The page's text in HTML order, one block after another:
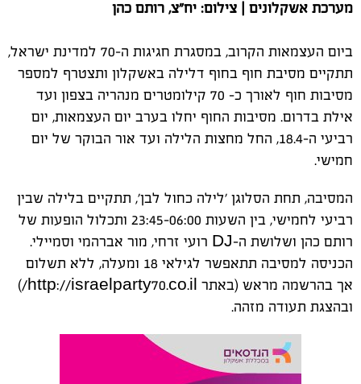
מערכת אשקלונים | צילום: יח"צ, רותם כהן
ביום העצמאות הקרוב, במסגרת חגיגות ה-70 למדינת ישראל,
תתקיים מסיבת חוף בחוף דלילה באשקלון ותצטרף למספר
מסיבות חוף לאורך כ- 70 קילומטרים מנהריה בצפון ועד
אילת בדרום. מסיבות החוף יחלו בערב יום העצמאות, יום
רביעי ה-18.4, החל מחצות הלילה ועד אור הבוקר של יום
חמישי.
המסיבה, תחת הסלוגן 'לילה כחול לבן', תתקיים בלילה שבין
רביעי לחמישי, בין השעות 23:45-06:00 ותכלול הופעות של
רותם כהן ושלושת ה-DJ רועי זרחי, מור אברהמי וסמיילי.
הכניסה למסיבה תתאפשר לגילאי 18 ומעלה, ללא תשלום
אך בהרשמה מראש (באתר http://israelparty70.co.il
/)
ובהצגת תעודה מזהה.